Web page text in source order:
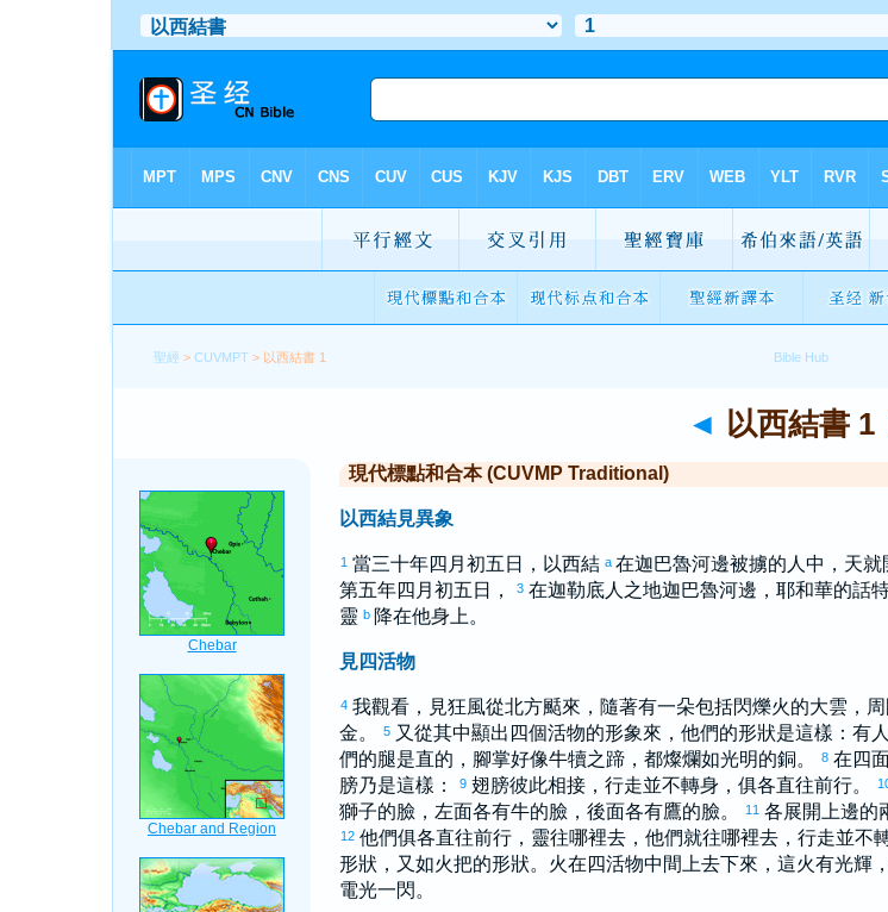
聖經 >CUVMPT > 以西結書 1
◄ 以西結書 1
現代標點和合本 (CUVMP Traditional)
以西結見異象
1 當三十年四月初五日， 以西結 a 在迦巴魯河邊被擄的人中，天就
第五年四月初五日，
3 在迦勒底人之地迦巴魯河邊，耶和華的話
靈 b 降在他身上。
見四活物
4 我觀看，見狂風從北方颳來，隨著有一朵包括閃爍火的大雲，
金。
5 又從其中顯出四個活物的形象來，他們的形狀是這樣：有
們的腿是直的，腳掌好像牛犢之蹄，都燦爛如光明的銅。
8 在四
膀乃是這樣：
9 翅膀彼此相接，行走並不轉身，俱各直往前行。
獅子的臉，左面各有牛的臉，後面各有鷹的臉。
11 各展開上邊的
12 他們俱各直往前行，靈往哪裡去，他們就往哪裡去，行走並不
形狀，又如火把的形狀。火在四活物中間上去下來，這火有光輝
電光一閃。